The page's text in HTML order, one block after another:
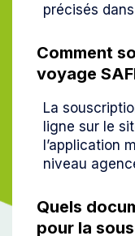
précisés
Comment
voyage
La
ligne sur le
l’application
niveau
Quels
pour la